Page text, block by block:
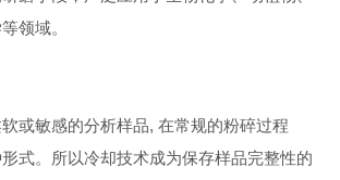
领域。
或敏感的分析样品, 在常规的粉碎过程
式。所以冷却技术成为保存样品完整性的